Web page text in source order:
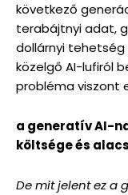
következő
terabájtnyi adat,
dollárnyi tehetség
közelgő AI-lufiról
probléma viszont
a generatív AI-
költsége és
De mit jelent ez a